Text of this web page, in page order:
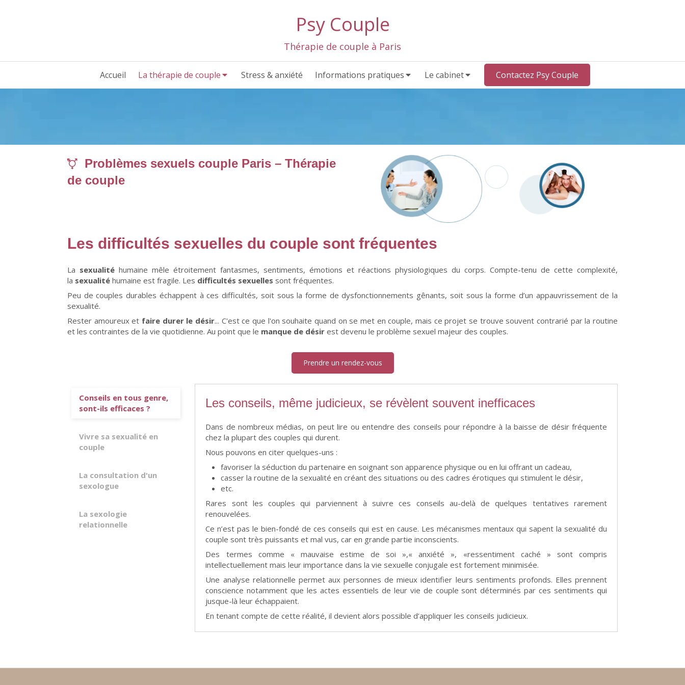
Psy Couple
Thérapie de couple à Paris
Accueil La thérapie de couple Stress & anxiété Informations pratiques Le cabinet Contactez Psy Couple
Problèmes sexuels couple Paris – Thérapie
de couple
Les difficultés sexuelles du couple sont fréquentes
La sexualité humaine mêle étroitement fantasmes, sentiments, émotions et réactions physiologiques du corps. Compte-tenu de cette complexité,
la sexualité humaine est fragile. Les difficultés sexuelles sont fréquentes.
Peu de couples durables échappent à ces difficultés, soit sous la forme de dysfonctionnements gênants, soit sous la forme d’un appauvrissement de la
sexualité.
Rester amoureux et faire durer le désir... C'est ce que l'on souhaite quand on se met en couple, mais ce projet se trouve souvent contrarié par la routine
et les contraintes de la vie quotidienne. Au point que le manque de désir est devenu le problème sexuel majeur des couples.
Prendre un rendez-vous
Conseils en tous genre,
sont-ils efficaces ?
Vivre sa sexualité en
couple
La consultation d'un
sexologue
La sexologie
relationnelle
Les conseils, même judicieux, se révèlent souvent inefficaces
Dans de nombreux médias, on peut lire ou entendre des conseils pour répondre à la baisse de désir fréquente
chez la plupart des couples qui durent.
Nous pouvons en citer quelques-uns :
favoriser la séduction du partenaire en soignant son apparence physique ou en lui offrant un cadeau,
casser la routine de la sexualité en créant des situations ou des cadres érotiques qui stimulent le désir,
etc.
Rares sont les couples qui parviennent à suivre ces conseils au-delà de quelques tentatives rarement
renouvelées.
Ce n’est pas le bien-fondé de ces conseils qui est en cause. Les mécanismes mentaux qui sapent la sexualité du
couple sont très puissants et mal vus, car en grande partie inconscients.
Des termes comme « mauvaise estime de soi »,« anxiété », «ressentiment caché » sont compris
intellectuellement mais leur importance dans la vie sexuelle conjugale est fortement minimisée.
Une analyse relationnelle permet aux personnes de mieux identifier leurs sentiments profonds. Elles prennent
conscience notamment que les actes essentiels de leur vie de couple sont déterminés par ces sentiments qui
jusque-là leur échappaient.
En tenant compte de cette réalité, il devient alors possible d’appliquer les conseils judicieux.